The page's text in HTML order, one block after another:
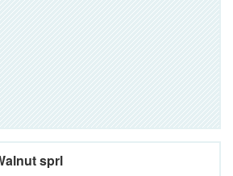
sprl